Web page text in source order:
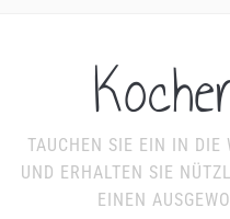
TAUCHEN SIE EIN IN DIE
UND ERHALTEN SIE
EINEN